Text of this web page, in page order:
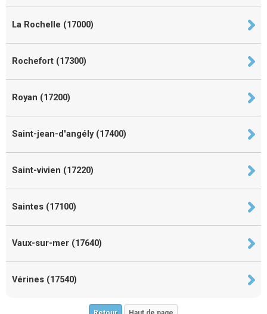
La Rochelle (17000)
Rochefort (17300)
Royan (17200)
Saint-jean-d'angély (17400)
Saint-vivien (17220)
Saintes (17100)
Vaux-sur-mer (17640)
Vérines (17540)